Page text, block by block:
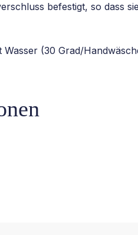
befestigt, so dass
Wasser (30 Grad/